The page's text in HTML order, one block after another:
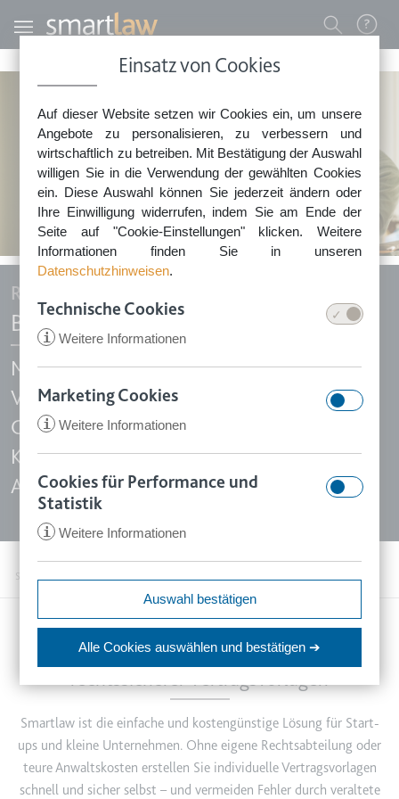
Einsatz von Cookies
Auf dieser Website setzen wir Cookies ein, um unsere
Angebote zu personalisieren, zu verbessern und
wirtschaftlich zu betreiben. Mit Bestätigung der Auswahl
willigen Sie in die Verwendung der gewählten Cookies
ein. Diese Auswahl können Sie jederzeit ändern oder
Ihre Einwilligung widerrufen, indem Sie am Ende der
Seite auf "Cookie-Einstellungen" klicken. Weitere
Informationen finden Sie in unseren
Datenschutzhinweisen.
Technische Cookies
i Weitere Informationen
CookieConsent
www.smartlaw.de
Zweck:
Speichert den Zustimmungsstatus
des Benutzers für Cookies auf der
aktuellen Domäne.
Ablauf:
1 Jahr
Marketing Cookies
i Weitere Informationen
Anbieter:
google.com
Zweck:
Anstehend
_ga
Anbieter:
smartlaw.de
Cookies für Performance und
Statistik
i Weitere Informationen
VISITOR_INFO1_LIVE
Anbieter:
youtube.com
Versucht, die Benutzerbandbreite
Auswahl bestätigen
Alle Cookies auswählen und bestätigen ➔
Direkt zum Inhalt
0800 - 268 4 268 (kostenfrei)
Sie erreichen unser Service-Team:
Montag bis Freitag: 8-18 Uhr
Keine Rechtsberatung.
Benutzermenü
Rechtssichere Vorlagen für Unternehmen
Business-Verträge online erstellen
Mit Smartlaw erstellen Sie rechtssichere
Vertragsvorlagen online – von Arbeits- und
Gesellschaftsverträgen bis zu NDAs und
Kündigungen. Schnell, individuell und ohne
Anwaltskosten.
Startseite
Sparen Sie Zeit und Geld bei der Erstellung
rechtssicherer Vertragsvorlagen
Smartlaw ist die einfache und kostengünstige Lösung für Start-
ups und kleine Unternehmen. Ohne eigene Rechtsabteilung oder
teure Anwaltskosten erstellen Sie individuelle Vertragsvorlagen
schnell und sicher selbst – und vermeiden Fehler durch veraltete